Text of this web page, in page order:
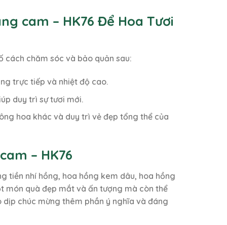
cam – HK76 Để Hoa Tươi
cách chăm sóc và bảo quản sau:
trực tiếp và nhiệt độ cao.
duy trì sự tươi mới.
hoa khác và duy trì vẻ đẹp tổng thể của
– HK76
tiền nhí hồng, hoa hồng kem dâu, hoa hồng
món quà đẹp mắt và ấn tượng mà còn thể
dịp chúc mừng thêm phần ý nghĩa và đáng